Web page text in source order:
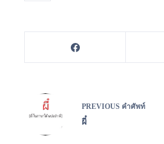
PREVIOUS คำศัพท์
ผี๋